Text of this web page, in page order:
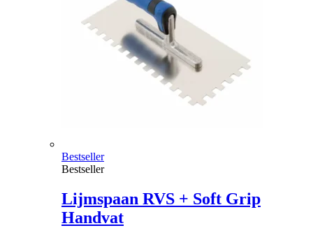
Bestseller
Bestseller
Lijmspaan RVS + Soft Grip
Handvat